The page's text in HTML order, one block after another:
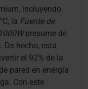
incluyendo
la Fuente de
presume de
De hecho, esta
el 92% de la
pared en energía
Con este